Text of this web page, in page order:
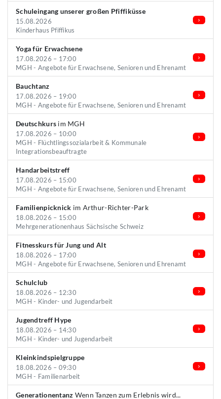
Schuleingang unserer großen Pfiffiküsse
15.08.2026
Kinderhaus Pfiffikus
Yoga für Erwachsene
17.08.2026 – 17:00
MGH - Angebote für Erwachsene, Senioren und Ehrenamt
Bauchtanz
17.08.2026 – 19:00
MGH - Angebote für Erwachsene, Senioren und Ehrenamt
Deutschkurs im MGH
17.08.2026 – 10:00
MGH - Flüchtlingssozialarbeit & Kommunale
Integrationsbeauftragte
Handarbeitstreff
17.08.2026 – 15:00
MGH - Angebote für Erwachsene, Senioren und Ehrenamt
Familienpicknick im Arthur-Richter-Park
18.08.2026 – 15:00
Mehrgenerationenhaus Sächsische Schweiz
Fitnesskurs für Jung und Alt
18.08.2026 – 17:00
MGH - Angebote für Erwachsene, Senioren und Ehrenamt
Schulclub
18.08.2026 – 12:30
MGH - Kinder- und Jugendarbeit
Jugendtreff Hype
18.08.2026 – 14:30
MGH - Kinder- und Jugendarbeit
Kleinkindspielgruppe
18.08.2026 – 09:30
MGH - Familienarbeit
Generationentanz Wenn Tanzen zum Erlebnis wird...